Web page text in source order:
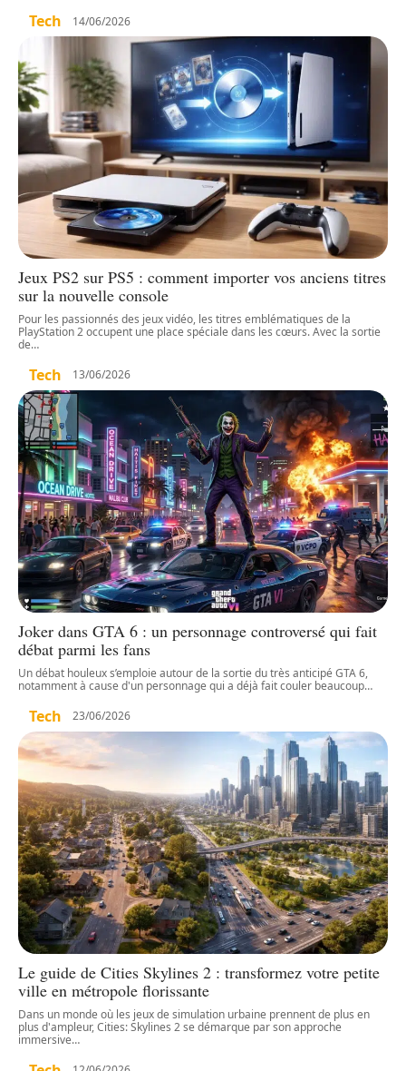
Tech 14/06/2026
Jeux PS2 sur PS5 : comment importer vos anciens titres
sur la nouvelle console
Pour les passionnés des jeux vidéo, les titres emblématiques de la
PlayStation 2 occupent une place spéciale dans les cœurs. Avec la sortie
de…
Tech 13/06/2026
Joker dans GTA 6 : un personnage controversé qui fait
débat parmi les fans
Un débat houleux s’emploie autour de la sortie du très anticipé GTA 6,
notamment à cause d'un personnage qui a déjà fait couler beaucoup…
Tech 23/06/2026
Le guide de Cities Skylines 2 : transformez votre petite
ville en métropole florissante
Dans un monde où les jeux de simulation urbaine prennent de plus en
plus d'ampleur, Cities: Skylines 2 se démarque par son approche
immersive…